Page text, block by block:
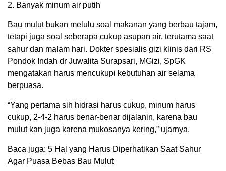
2. Banyak minum air putih
Bau mulut bukan melulu soal makanan yang berbau tajam,
tetapi juga soal seberapa cukup asupan air, terutama saat
sahur dan malam hari. Dokter spesialis gizi klinis dari RS
Pondok Indah dr Juwalita Surapsari, MGizi, SpGK
mengatakan harus mencukupi kebutuhan air selama
berpuasa.
“Yang pertama sih hidrasi harus cukup, minum harus
cukup, 2-4-2 harus benar-benar dijalanin, karena bau
mulut kan juga karena mukosanya kering,” ujarnya.
Baca juga: 5 Hal yang Harus Diperhatikan Saat Sahur
Agar Puasa Bebas Bau Mulut